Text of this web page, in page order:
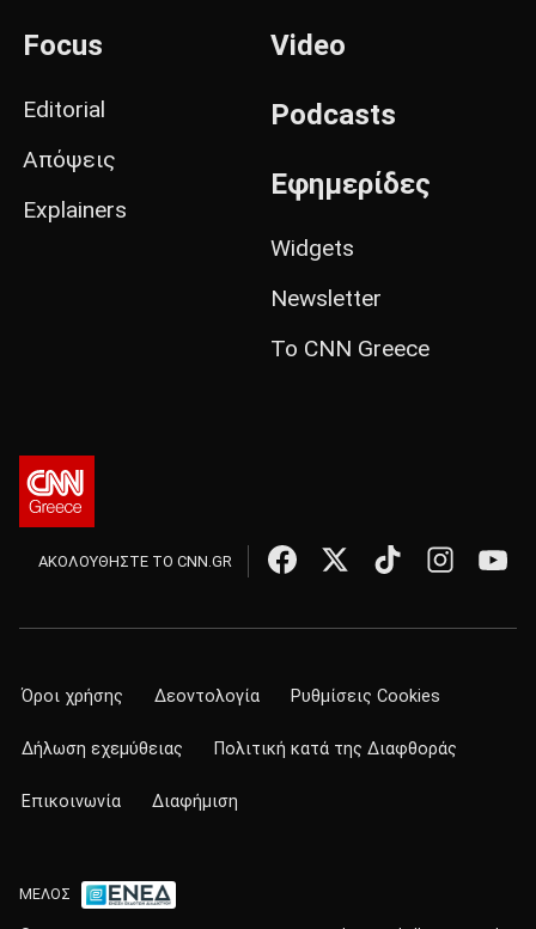
Focus
Editorial
Απόψεις
Explainers
Video
Podcasts
Εφημερίδες
Widgets
Newsletter
Το CNN Greece
ΑΚΟΛΟΥΘΗΣΤΕ ΤΟ CNN.GR
Όροι χρήσης Δεοντολογία Ρυθμίσεις Cookies
Δήλωση εχεμύθειας Πολιτική κατά της Διαφθοράς
Επικοινωνία Διαφήμιση
ΜΕΛΟΣ